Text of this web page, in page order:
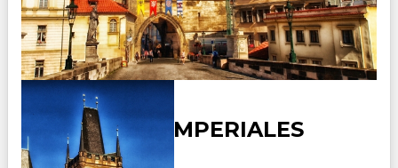
CAPITALES IMPERIALES
(PREMIUM)